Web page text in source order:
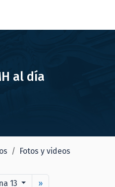
al día
Fotos y videos
13 »